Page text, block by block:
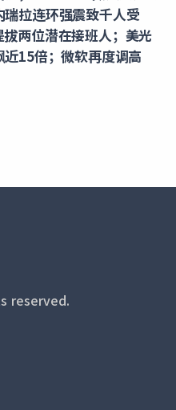
拉连环强震致千人受
两位潜在接班人；美光
15倍；微软再度调高
reserved.